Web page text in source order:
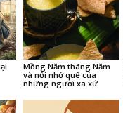
Mồng Năm tháng Năm
và nỗi nhớ quê của
những người xa xứ